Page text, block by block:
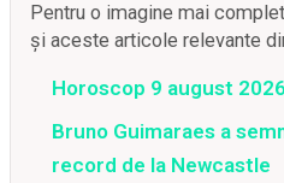
Pentru o imagine mai
și aceste articole relevante
Horoscop 9 august
Bruno Guimaraes a
record de la Newcastle